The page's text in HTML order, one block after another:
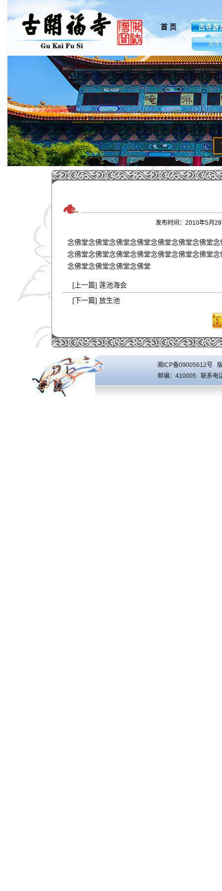
首 页 古寺游
.
古寺
发布时间：2010年5月
念佛堂念佛堂念佛堂念佛堂念佛堂念佛堂念佛堂念
念佛堂念佛堂念佛堂念佛堂念佛堂念佛堂念佛堂念
念佛堂念佛堂念佛堂念佛堂
[上一篇] 莲池海会
[下一篇] 放生池
湘ICP备09005612号版
邮编：410005 联系电